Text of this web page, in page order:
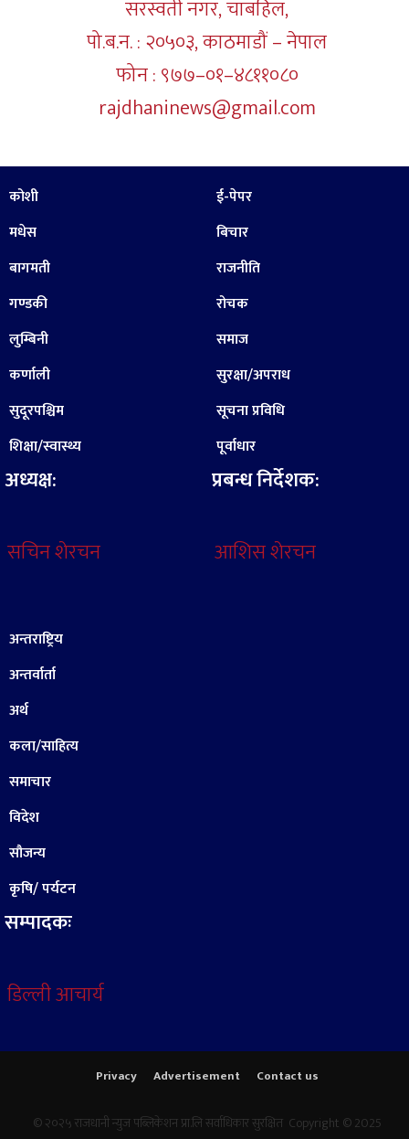
सरस्वती नगर, चाबहिल,
पो.ब.न. : २०५०३, काठमाडौं – नेपाल
फोन : ९७७–०१–४८११०८०
rajdhaninews@gmail.com
कोशी
मधेस
बागमती
गण्डकी
लुम्बिनी
कर्णाली
सुदूरपश्चिम
शिक्षा/स्वास्थ्य
अध्यक्ष:
सचिन शेरचन
ई-पेपर
बिचार
राजनीति
रोचक
समाज
सुरक्षा/अपराध
सूचना प्रविधि
पूर्वाधार
प्रबन्ध निर्देशक:
आशिस शेरचन
अन्तराष्ट्रिय
अन्तर्वार्ता
अर्थ
कला/साहित्य
समाचार
विदेश
सौजन्य
कृषि/ पर्यटन
सम्पादकः
डिल्ली आचार्य
Privacy Advertisement Contact us
© २०२५ राजधानी न्युज पब्लिकेशन प्रा.लि सर्वाधिकार सुरक्षित Copyright © 2025